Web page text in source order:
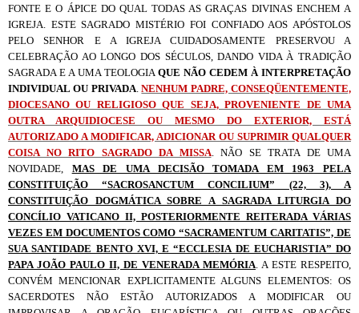
FONTE E O ÁPICE DO QUAL TODAS AS GRAÇAS DIVINAS ENCHEM A
IGREJA. ESTE SAGRADO MISTÉRIO FOI CONFIADO AOS APÓSTOLOS
PELO SENHOR E A IGREJA CUIDADOSAMENTE PRESERVOU A
CELEBRAÇÃO AO LONGO DOS SÉCULOS, DANDO VIDA À TRADIÇÃO
SAGRADA E A UMA TEOLOGIAQUE NÃO CEDEM À INTERPRETAÇÃO
INDIVIDUAL OU PRIVADA.NENHUM PADRE, CONSEQÜENTEMENTE,
DIOCESANO OU RELIGIOSO QUE SEJA, PROVENIENTE DE UMA
OUTRA ARQUIDIOCESE OU MESMO DO EXTERIOR, ESTÁ
AUTORIZADO A MODIFICAR, ADICIONAR OU SUPRIMIR QUALQUER
COISA NO RITO SAGRADO DA MISSA. NÃO SE TRATA DE UMA
NOVIDADE, MAS DE UMA DECISÃO TOMADA EM 1963 PELA
CONSTITUIÇÃO “SACROSANCTUM CONCILIUM” (22, 3), A
CONSTITUIÇÃO DOGMÁTICA SOBRE A SAGRADA LITURGIA DO
CONCÍLIO VATICANO II, POSTERIORMENTE REITERADA VÁRIAS
VEZES EM DOCUMENTOS COMO “SACRAMENTUM CARITATIS”, DE
SUA SANTIDADE BENTO XVI, E “ECCLESIA DE EUCHARISTIA” DO
PAPA JOÃO PAULO II, DE VENERADA MEMÓRIA. A ESTE RESPEITO,
CONVÉM MENCIONAR EXPLICITAMENTE ALGUNS ELEMENTOS: OS
SACERDOTES NÃO ESTÃO AUTORIZADOS A MODIFICAR OU